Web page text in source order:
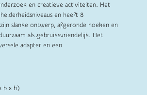
en creatieve activiteiten. Het
en heeft 8
slanke ontwerp, afgeronde hoeken en
als gebruiksvriendelijk. Het
adapter en een
b x h)